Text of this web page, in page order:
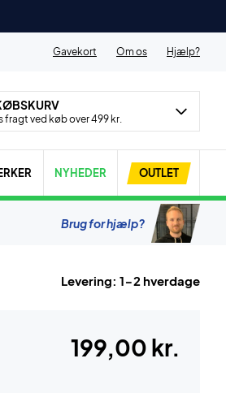
Gavekort Om os Hjælp?
fragt ved køb over 499 kr.
NYHEDER OUTLET
Brug for hjælp?
Levering: 1-2 hverdage
199,00 kr.